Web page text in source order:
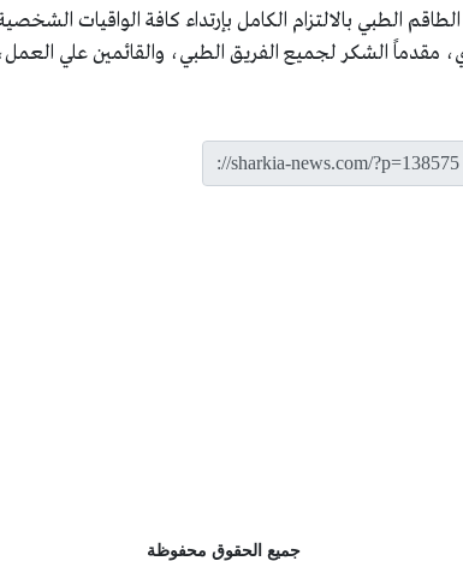
الطبي بالالتزام الكامل بإرتداء كافة الواقيات الشخصية
الشكر لجميع الفريق الطبي، والقائمين علي
جميع الحقوق محفوظة